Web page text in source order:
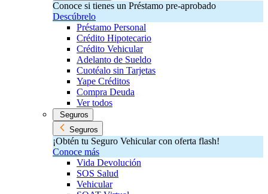
Conoce si tienes un Préstamo pre-aprobado
Descúbrelo
Préstamo Personal
Crédito Hipotecario
Crédito Vehicular
Adelanto de Sueldo
Cuotéalo sin Tarjetas
Yape Créditos
Compra Deuda
Ver todos
Seguros
Seguros
¡Obtén tu Seguro Vehicular con oferta flash!
Conoce más
Vida Devolución
SOS Salud
Vehicular